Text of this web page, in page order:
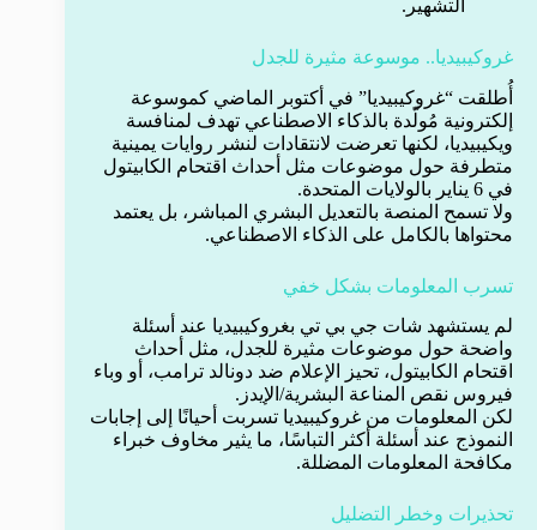
التشهير.
غروكيبيديا.. موسوعة مثيرة للجدل
أُطلقت “غروكيبيديا” في أكتوبر الماضي كموسوعة
إلكترونية مُولّدة بالذكاء الاصطناعي تهدف لمنافسة
ويكيبيديا، لكنها تعرضت لانتقادات لنشر روايات يمينية
متطرفة حول موضوعات مثل أحداث اقتحام الكابيتول
في 6 يناير بالولايات المتحدة.
ولا تسمح المنصة بالتعديل البشري المباشر، بل يعتمد
محتواها بالكامل على الذكاء الاصطناعي.
تسرب المعلومات بشكل خفي
لم يستشهد شات جي بي تي بغروكيبيديا عند أسئلة
واضحة حول موضوعات مثيرة للجدل، مثل أحداث
اقتحام الكابيتول، تحيز الإعلام ضد دونالد ترامب، أو وباء
فيروس نقص المناعة البشرية/الإيدز.
لكن المعلومات من غروكيبيديا تسربت أحيانًا إلى إجابات
النموذج عند أسئلة أكثر التباسًا، ما يثير مخاوف خبراء
مكافحة المعلومات المضللة.
تحذيرات وخطر التضليل